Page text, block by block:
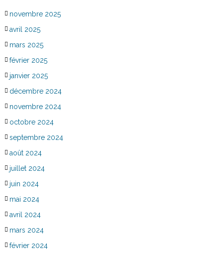
novembre 2025
avril 2025
mars 2025
février 2025
janvier 2025
décembre 2024
novembre 2024
octobre 2024
septembre 2024
août 2024
juillet 2024
juin 2024
mai 2024
avril 2024
mars 2024
février 2024